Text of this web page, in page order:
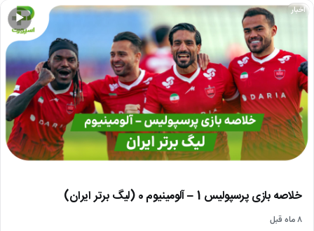
▶
اخبار
خلاصه بازی پرسپولیس 1 – آلومینیوم 0 (لیگ برتر ایران)
۸ ماه قبل